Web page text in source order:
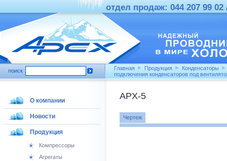
отдел продаж: 044 207 99 02
поиск Главная Продукция
Конденсаторы
подключения конденсаторов под
О компании
Новости
Продукция
Компрессоры
Агрегаты
APX-5
Чертеж